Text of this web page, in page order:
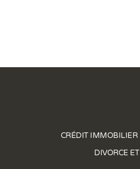
CRÉDIT IMMOBILIER
DIVORCE